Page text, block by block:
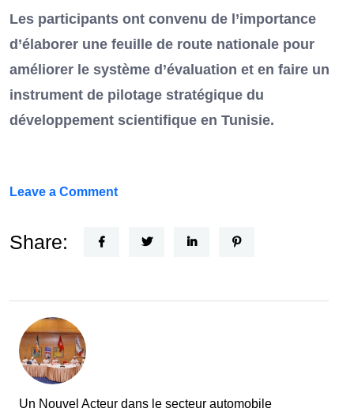
Les participants ont convenu de l’importance
d’élaborer une feuille de route nationale pour
améliorer le système d’évaluation et en faire un
instrument de pilotage stratégique du
développement scientifique en Tunisie.
Leave a Commenton
Horizon
la
France
Share:
Un Nouvel Acteur dans le secteur automobile